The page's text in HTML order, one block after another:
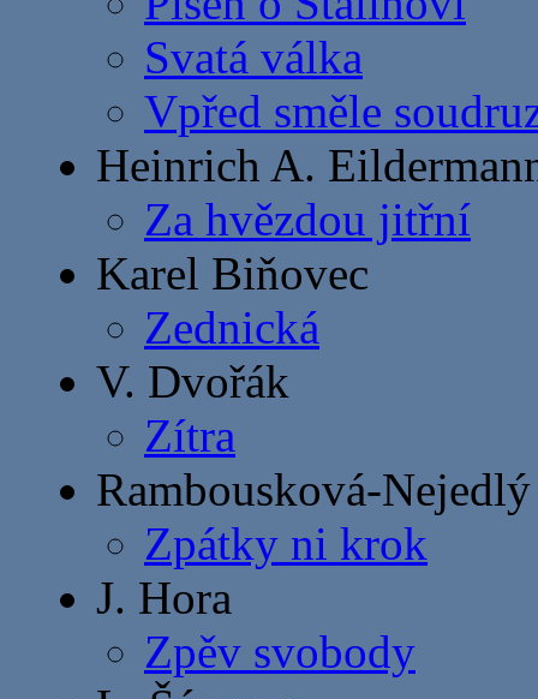
Svatá válka
Vpřed směle
Heinrich A.
Za hvězdou jitřní
Karel Biňovec
Zednická
V. Dvořák
Zítra
Rambousková-Nejedlý
Zpátky ni krok
J. Hora
Zpěv svobody